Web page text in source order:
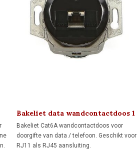
Bakeliet data wandcontactdoos 1
x RJ45
Bakeliet Cat6A wandcontactdoos voor
doorgifte van data / telefoon. Geschikt voor
RJ11 als RJ45 aansluiting.